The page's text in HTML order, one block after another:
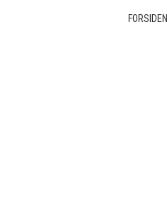
FORSIDEN